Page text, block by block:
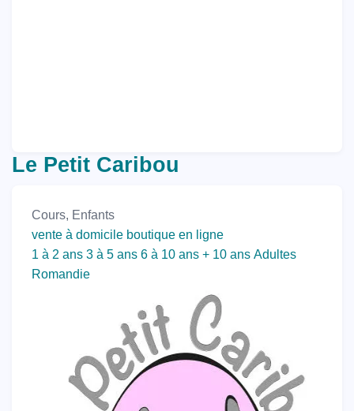
Le Petit Caribou
Cours, Enfants
vente à domicile boutique en ligne
1 à 2 ans 3 à 5 ans 6 à 10 ans + 10 ans Adultes
Romandie